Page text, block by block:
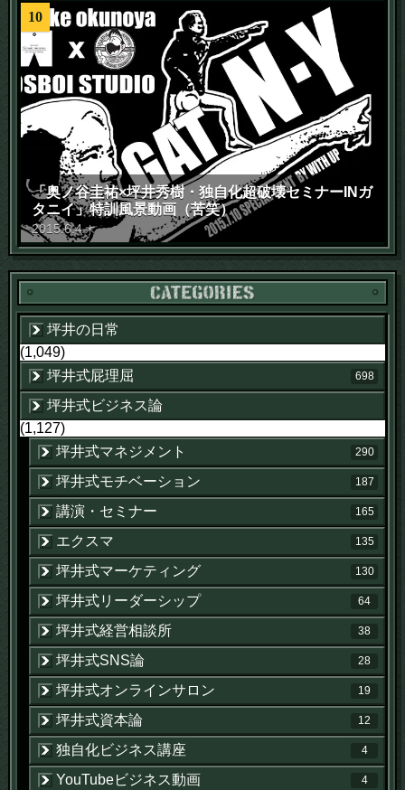
10
「奥ノ谷圭祐×坪井秀樹・独自化超破壊セミナーINガ
タニイ」特訓風景動画（苦笑）
2015.6.4 木
坪井の日常
(1,049)
坪井式屁理屈
698
坪井式ビジネス論
(1,127)
坪井式マネジメント
290
坪井式モチベーション 187
講演・セミナー 165
エクスマ 135
坪井式マーケティング 130
坪井式リーダーシップ 64
坪井式経営相談所 38
坪井式SNS論 28
坪井式オンラインサロン 19
坪井式資本論 12
独自化ビジネス講座 4
YouTubeビジネス動画 4